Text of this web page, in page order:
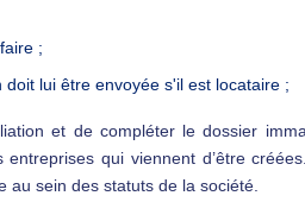
;
lui être envoyée s'il est locataire ;
et de compléter le dossier
qui viennent d’être
au sein des statuts de la société.